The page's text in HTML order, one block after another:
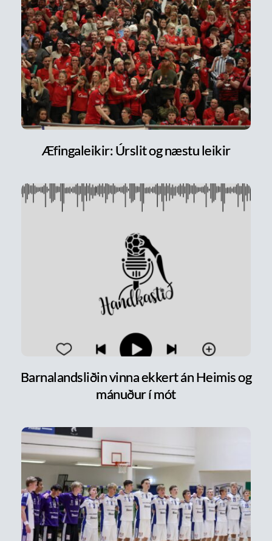
Æfingaleikir: Úrslit og næstu leikir
Barnalandsliðin vinna ekkert án Heimis og
mánuður í mót